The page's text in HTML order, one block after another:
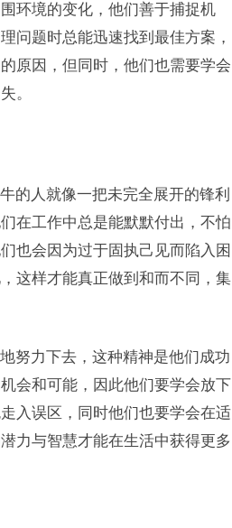
环境的变化，他们善于捕捉机
问题时总能迅速找到最佳方案，
原因，但同时，他们也需要学会
。
的人就像一把未完全展开的锋利
在工作中总是能默默付出，不怕
也会因为过于固执己见而陷入困
这样才能真正做到和而不同，集
努力下去，这种精神是他们成功
会和可能，因此他们要学会放下
入误区，同时他们也要学会在适
力与智慧才能在生活中获得更多